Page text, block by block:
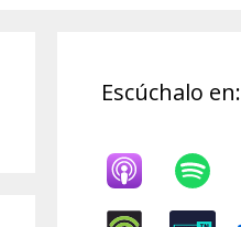
Escúchalo en: